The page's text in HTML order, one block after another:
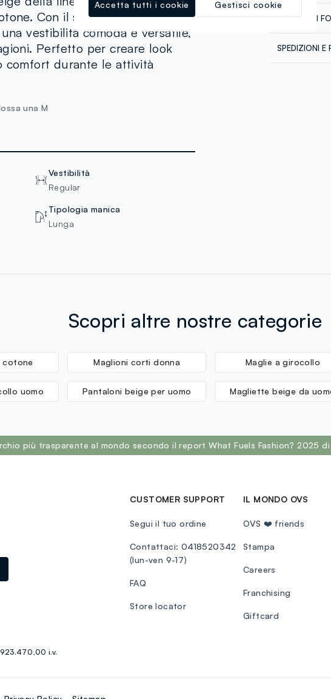
Con il suo taglio regular fit
vestibilità comoda e versatile,
Perfetto per creare look
comfort durante le attività
una M
Vestibilità
Regular
Tipologia manica
Lunga
CATENA DI
NATURAL
SPEDIZIONI E
Scopri altre nostre categorie
cotone Maglioni corti donna Maglie a girocollo
uomo Pantaloni beige per uomo Magliette beige da
più trasparente al mondo secondo il report What Fuels Fashion? 2025 di
CUSTOMER SUPPORT
Segui il tuo ordine
Contattaci: 0418520342
(lun-ven 9-17)
FAQ
Store locator
IL MONDO OVS
OVS ❤️ friends
Stampa
Careers
Franchising
Giftcard
i.v.
Gestisci cookie
Accetta tutti i cookie